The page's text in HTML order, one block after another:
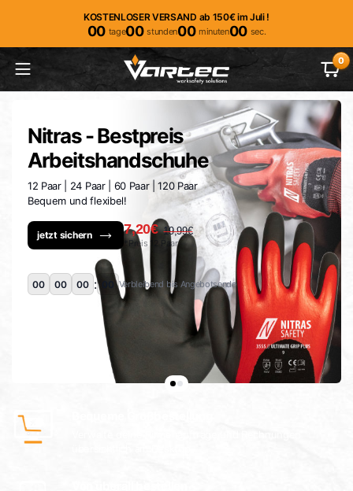
KOSTENLOSER VERSAND ab 150€ im Juli !
00 tage00 stunden00 minuten00 sec.
0
Nitras - Bestpreis
Arbeitshandschuhe
12 Paar | 24 Paar | 60 Paar | 120 Paar
Bequem und flexibel!
jetzt sichern 19,99€
7,20€
*Preis 12 Paar
00 00 00 : Verbleibend bis Angebotsende